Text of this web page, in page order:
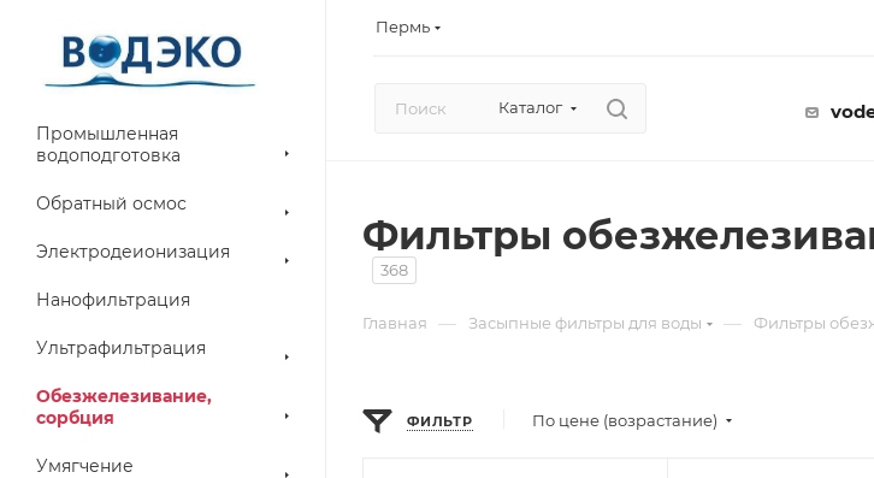
Пермь
Каталог
Промышленная
водоподготовка
Обратный осмос
Электродеионизация
Нанофильтрация
Ультрафильтрация
Обезжелезивание,
сорбция
Умягчение
Фильтры
368
Главная — Засыпные фильтры для воды — Фильтры
ФИЛЬТР По цене (возрастание)